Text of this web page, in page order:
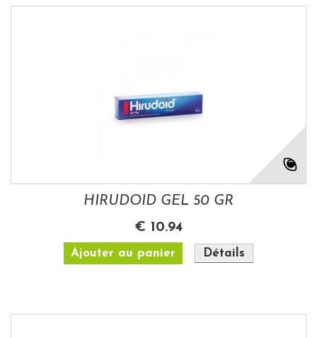
HIRUDOID GEL 50 GR
€ 10.94
Ajouter au panier Détails